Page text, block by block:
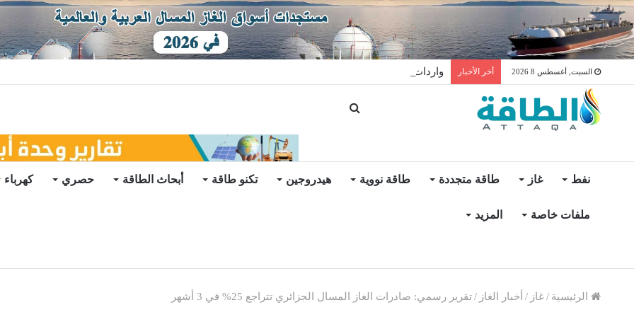
السبت, أغسطس 8 2026 أخر الأخبار واردات المغرب من الغاز ترتفع 15% في شهر يوليو
نفط غاز طاقة متجددة طاقة نووية هيدروجين تكنو طاقة أبحاث الطاقة حصري كهرباء
ملفات خاصة المزيد
الرئيسية /غاز / أخبار الغاز /تقرير رسمي: صادرات الغاز المسال الجزائري تتراجع 25% في 3 أشهر